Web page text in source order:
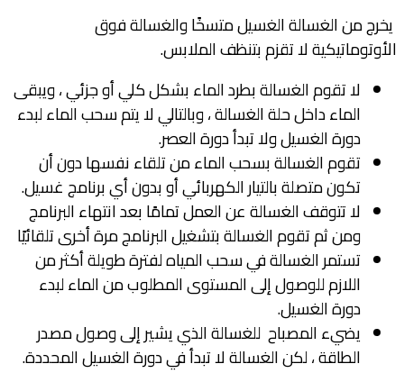
يخرج من الغسالة الغسيل متسخًا والغسالة فوق
الأوتوماتيكية لا تقزم بتنظف الملابس.
لا تقوم الغسالة بطرد الماء بشكل كلي أو جزئي ، ويبقى
الماء داخل حلة الغسالة ، وبالتالي لا يتم سحب الماء لبدء
دورة الغسيل ولا تبدأ دورة العصر.
تقوم الغسالة بسحب الماء من تلقاء نفسها دون أن
تكون متصلة بالتيار الكهربائي أو بدون أي برنامج غسيل.
لا تتوقف الغسالة عن العمل تمامًا بعد انتهاء البرنامج
ومن ثم تقوم الغسالة بتشغيل البرنامج مرة أخرى تلقائيًا
تستمر الغسالة في سحب المياه لفترة طويلة أكثر من
اللازم للوصول إلى المستوى المطلوب من الماء لبدء
دورة الغسيل.
يضيء المصباح للغسالة الذي يشير إلى وصول مصدر
الطاقة ، لكن الغسالة لا تبدأ في دورة الغسيل المحددة.